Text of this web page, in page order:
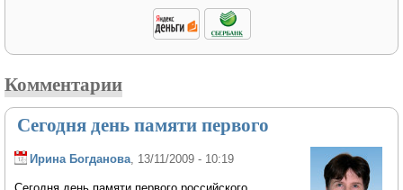
Комментарии
Сегодня день памяти первого
Ирина Богданова , 13/11/2009 - 10:19